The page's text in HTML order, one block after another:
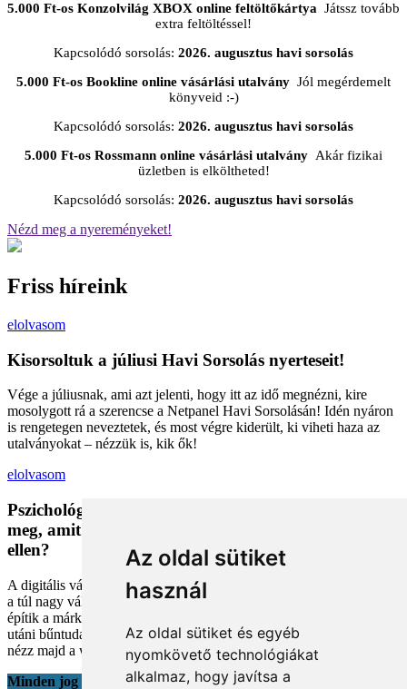
Az oldal sütiket
használ
Az oldal sütiket és egyéb
nyomkövető technológiákat
alkalmaz, hogy javítsa a
5.000 Ft-os Konzolvilág XBOX online feltöltőkártya Játssz tovább
extra feltöltéssel!
Kapcsolódó sorsolás: 2026. augusztus havi sorsolás
5.000 Ft-os Bookline online vásárlási utalvány Jól megérdemelt
könyveid :-)
Kapcsolódó sorsolás: 2026. augusztus havi sorsolás
5.000 Ft-os Rossmann online vásárlási utalvány Akár fizikai
üzletben is elköltheted!
Kapcsolódó sorsolás: 2026. augusztus havi sorsolás
Nézd meg a nyereményeket!
Friss híreink
elolvasom
Kisorsoltuk a júliusi Havi Sorsolás nyerteseit!
Vége a júliusnak, ami azt jelenti, hogy itt az idő megnézni, kire
mosolygott rá a szerencse a Netpanel Havi Sorsolásán! Idén nyáron
is rengetegen neveztetek, és most végre kiderült, ki viheti haza az
utalványokat – nézzük is, kik ők!
elolvasom
Pszichológiai trükkök a kosárban: Miért vesszük
meg, amit megveszünk, és mit tehetünk a bűntudat
ellen?
A digitális vásárlás kényelmes, de tele van pszichológiai csapdákkal
a túl nagy választéktól a hosszas böngészésig. Megmutatjuk, hogyan
építik a márkák a bizalmadat online, és miként kerüld el a vásárlás
utáni bűntudatot tudatos döntésekkel. Készülj fel, hogy máshogy
nézz majd a webshopokra!
Minden jog fenntartva